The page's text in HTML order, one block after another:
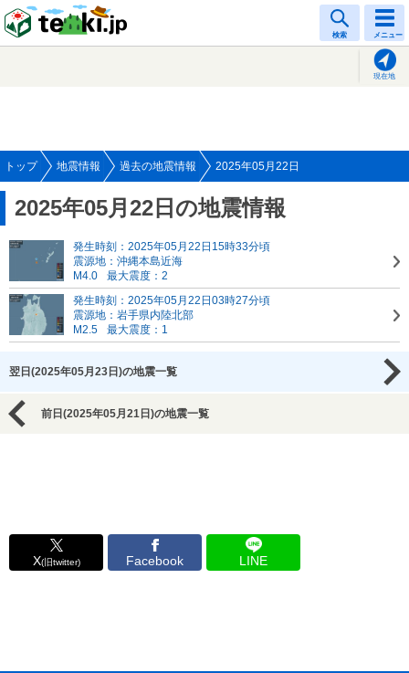
検索 メニュー
現在地
トップ 地震情報 過去の地震情報 2025年05月22日
2025年05月22日の地震情報
発生時刻：2025年05月22日15時33分頃
震源地：沖縄本島近海
M4.0
最大震度：2
発生時刻：2025年05月22日03時27分頃
震源地：岩手県内陸北部
M2.5
最大震度：1
翌日(2025年05月23日)の地震一覧
前日(2025年05月21日)の地震一覧
X(旧twitter) Facebook LINE